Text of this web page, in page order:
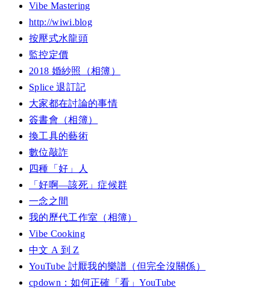
Vibe Mastering
http://wiwi.blog
按壓式水龍頭
監控定價
2018 婚紗照（相簿）
Splice 退訂記
大家都在討論的事情
簽書會（相簿）
換工具的藝術
數位敲詐
四種「好」人
「好啊—該死」症候群
一念之間
我的歷代工作室（相簿）
Vibe Cooking
中文 A 到 Z
YouTube 討厭我的樂譜（但完全沒關係）
cpdown：如何正確「看」YouTube